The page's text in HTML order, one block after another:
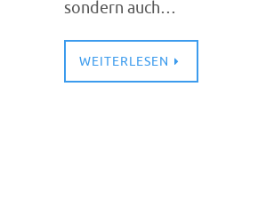
sondern auch…
WEITERLESEN